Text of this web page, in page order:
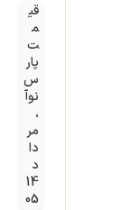
قی
م
ت
پار
س
نوآ
،
مر
دا
د
14
05